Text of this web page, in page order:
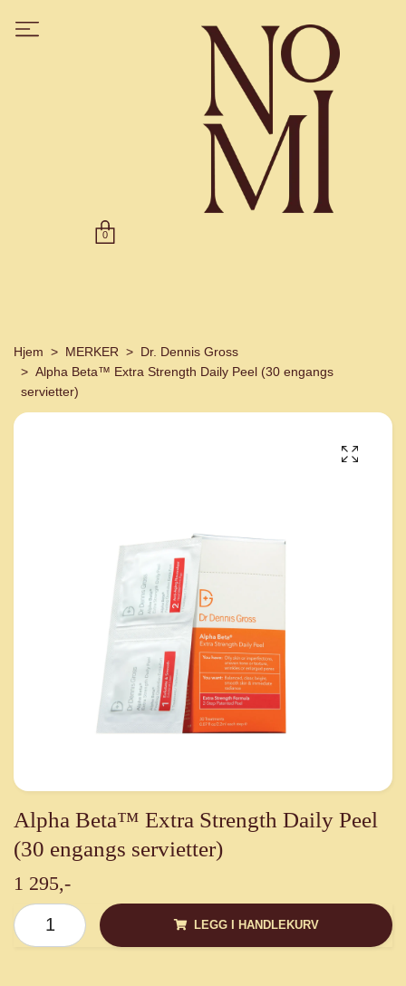
0
Hjem MERKER
Dr. Dennis Gross
Alpha Beta™ Extra Strength Daily Peel (30 engangs
servietter)
Alpha Beta™ Extra Strength Daily Peel
(30 engangs servietter)
1 295,-
LEGG I HANDLEKURV